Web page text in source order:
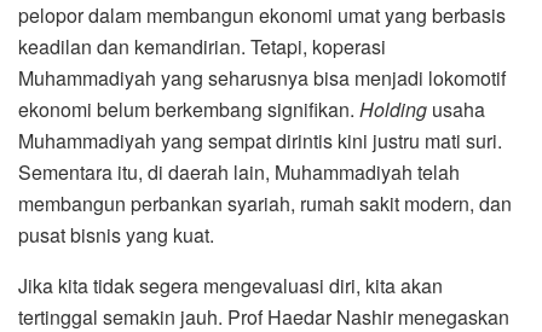
pelopor dalam membangun ekonomi umat yang berbasis
keadilan dan kemandirian. Tetapi, koperasi
Muhammadiyah yang seharusnya bisa menjadi lokomotif
ekonomi belum berkembang signifikan. Holding usaha
Muhammadiyah yang sempat dirintis kini justru mati suri.
Sementara itu, di daerah lain, Muhammadiyah telah
membangun perbankan syariah, rumah sakit modern, dan
pusat bisnis yang kuat.
Jika kita tidak segera mengevaluasi diri, kita akan
tertinggal semakin jauh. Prof Haedar Nashir menegaskan